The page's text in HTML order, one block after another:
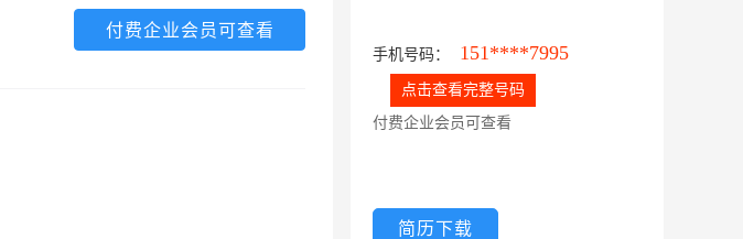
付费企业会员可查看
手机号码： 151****7995
点击查看完整号码
付费企业会员可查看
简历下载